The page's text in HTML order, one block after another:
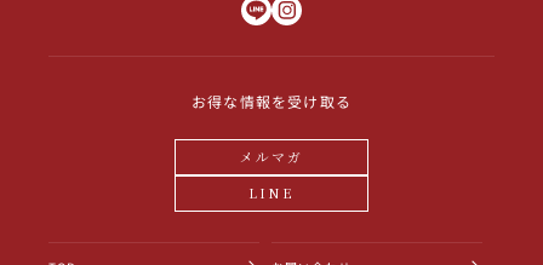
お得な情報を受け取る
メルマガ
LINE